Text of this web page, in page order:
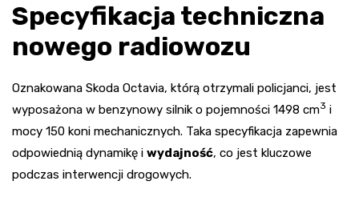
Specyfikacja techniczna
nowego radiowozu
Oznakowana Skoda Octavia, którą otrzymali policjanci, jest
wyposażona w benzynowy silnik o pojemności 1498 cm3 i
mocy 150 koni mechanicznych. Taka specyfikacja zapewnia
odpowiednią dynamikę i wydajność, co jest kluczowe
podczas interwencji drogowych.